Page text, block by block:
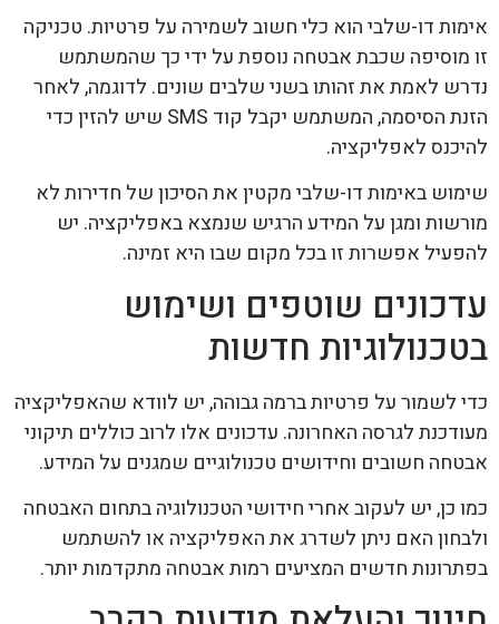
אימות דו-שלבי הוא כלי חשוב לשמירה על פרטיות. טכניקה
זו מוסיפה שכבת אבטחה נוספת על ידי כך שהמשתמש
נדרש לאמת את זהותו בשני שלבים שונים. לדוגמה, לאחר
הזנת הסיסמה, המשתמש יקבל קוד SMS שיש להזין כדי
להיכנס לאפליקציה.
שימוש באימות דו-שלבי מקטין את הסיכון של חדירות לא
מורשות ומגן על המידע הרגיש שנמצא באפליקציה. יש
להפעיל אפשרות זו בכל מקום שבו היא זמינה.
עדכונים שוטפים ושימוש
בטכנולוגיות חדשות
כדי לשמור על פרטיות ברמה גבוהה, יש לוודא שהאפליקציה
מעודכנת לגרסה האחרונה. עדכונים אלו לרוב כוללים תיקוני
אבטחה חשובים וחידושים טכנולוגיים שמגנים על המידע.
כמו כן, יש לעקוב אחרי חידושי הטכנולוגיה בתחום האבטחה
ולבחון האם ניתן לשדרג את האפליקציה או להשתמש
בפתרונות חדשים המציעים רמות אבטחה מתקדמות יותר.